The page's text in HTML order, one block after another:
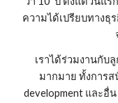
ความได้เปรียบทางธุ
เราได้ร่วมงานกับ
มากมาย ทั้งการ
development และอื่